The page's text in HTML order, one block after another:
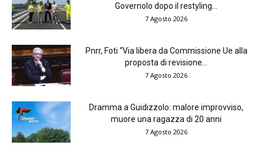
Governolo dopo il restyling...
7 Agosto 2026
Pnrr, Foti “Via libera da Commissione Ue alla
proposta di revisione...
7 Agosto 2026
Dramma a Guidizzolo: malore improvviso,
muore una ragazza di 20 anni
7 Agosto 2026